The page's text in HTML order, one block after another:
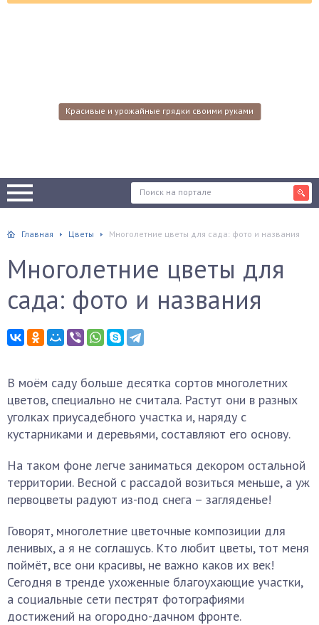
Красивые и урожайные грядки своими руками
Главная Цветы Многолетние цветы для сада: фото и названия
Многолетние цветы для
сада: фото и названия
В моём саду больше десятка сортов многолетних
цветов, специально не считала. Растут они в разных
уголках приусадебного участка и, наряду с
кустарниками и деревьями, составляют его основу.
На таком фоне легче заниматься декором остальной
территории. Весной с рассадой возиться меньше, а уж
первоцветы радуют из-под снега – загляденье!
Говорят, многолетние цветочные композиции для
ленивых, а я не соглашусь. Кто любит цветы, тот меня
поймёт, все они красивы, не важно каков их век!
Сегодня в тренде ухоженные благоухающие участки,
а социальные сети пестрят фотографиями
достижений на огородно-дачном фронте.